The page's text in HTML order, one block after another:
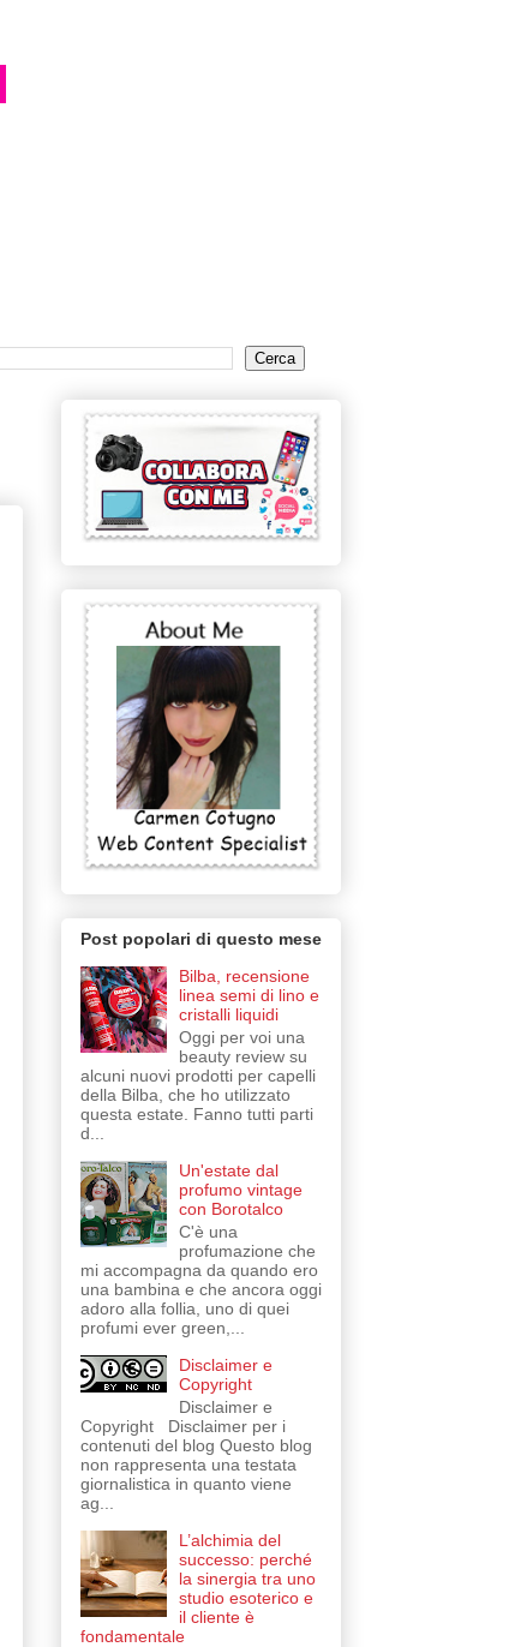
Post popolari di questo mese
Bilba, recensione
linea semi di lino e
cristalli liquidi
Oggi per voi una
beauty review su
alcuni nuovi prodotti per capelli
della Bilba, che ho utilizzato
questa estate. Fanno tutti parti
d...
Un'estate dal
profumo vintage
con Borotalco
C'è una
profumazione che
mi accompagna da quando ero
una bambina e che ancora oggi
adoro alla follia, uno di quei
profumi ever green,...
Disclaimer e
Copyright
Disclaimer e
Copyright Disclaimer per i
contenuti del blog Questo blog
non rappresenta una testata
giornalistica in quanto viene
ag...
L’alchimia del
successo: perché
la sinergia tra uno
studio esoterico e
il cliente è
fondamentale